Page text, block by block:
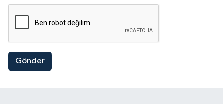
Gönder